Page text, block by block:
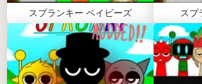
Sprunki Retake 2.0に飛び込む準
ムのロードに30〜45秒かかりま
のエキサイティングな音楽要素
ロードアニメーションが表示され
だければ、きっとご満足いただけ
スプランキー ベイビーズ スプ